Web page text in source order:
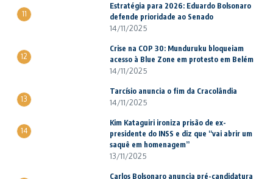
11
Estratégia para 2026: Eduardo Bolsonaro
defende prioridade ao Senado
14/11/2025
12
Crise na COP 30: Munduruku bloqueiam
acesso à Blue Zone em protesto em Belém
14/11/2025
13
Tarcísio anuncia o fim da Cracolândia
14/11/2025
14
Kim Kataguiri ironiza prisão de ex-
presidente do INSS e diz que “vai abrir um
saquê em homenagem”
13/11/2025
Carlos Bolsonaro anuncia pré-candidatura